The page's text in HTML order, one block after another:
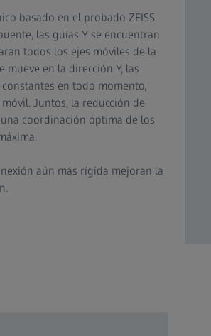
basado en el probado ZEISS
las guías Y se encuentran
todos los ejes móviles de la
mueve en la dirección Y, las
en todo momento,
Juntos, la reducción de
coordinación óptima de los
aún más rígida mejoran la